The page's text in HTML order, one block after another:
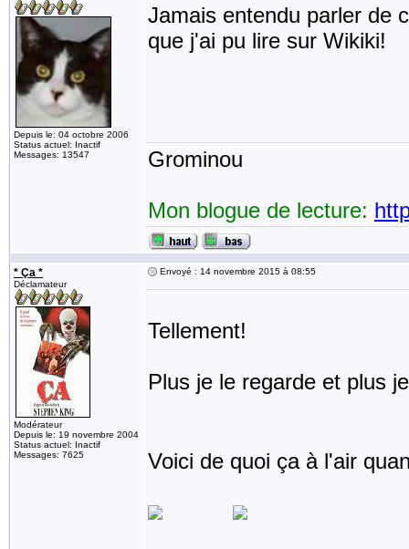
Depuis le: 04 octobre 2006
Status actuel: Inactif
Messages: 13547
Jamais entendu parler de
que j'ai pu lire sur Wikiki!
Grominou
Mon blogue de lecture:
* Ça *
Déclamateur
Modérateur
Depuis le: 19 novembre 2004
Status actuel: Inactif
Messages: 7625
Envoyé : 14 novembre 2015 à 08:55
Tellement!
Plus je le regarde et plus
Voici de quoi ça à l'air